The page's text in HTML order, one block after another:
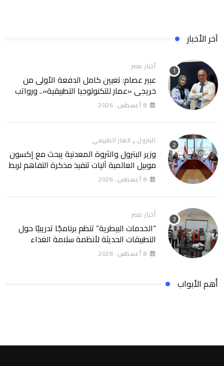
آخر الأخبار
أخبار مصر
عبير عصام: تعيين كامل الدفعة الأولى من
خريجي «عمار للتكنولوجيا التطبيقية».. ورواتب
تصل إلى 13 ألف جنيه
8 أغسطس، 2026
البترول , الغاز الطبيعي
وزير البترول والثروة المعدنية يبحث مع إكسون
موبيل العالمية آليات تنفيذ مذكرة التفاهم لربط
اكتشافات الشركة في قبرص بالبنية التحتية
المصرية
8 أغسطس، 2026
أخبار مصر
“الخدمات البيطرية” تنظم برنامجًا تدريبيًا حول
التطبيقات الحديثة لأنظمة سلامة الغذاء
8 أغسطس، 2026
أهم الأبواب